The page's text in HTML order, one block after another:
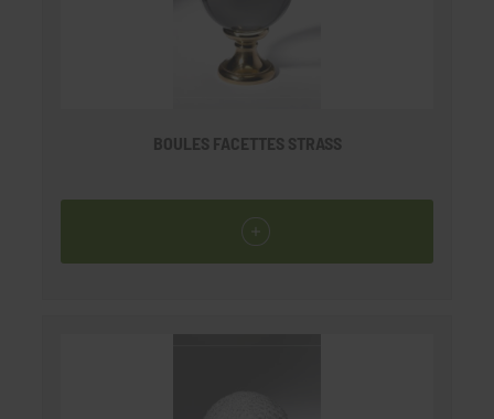
BOULES FACETTES STRASS